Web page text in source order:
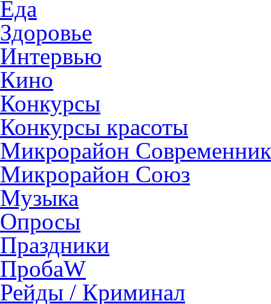
Еда
Здоровье
Интервью
Кино
Конкурсы
Конкурсы красоты
Микрорайон Современник
Микрорайон Союз
Музыка
Опросы
Праздники
ПробаW
Рейды / Криминал